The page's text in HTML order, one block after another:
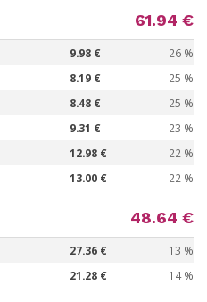
61.94 €
9.98 € 26 %
8.19 € 25 %
8.48 € 25 %
9.31 € 23 %
12.98 € 22 %
13.00 € 22 %
48.64 €
27.36 € 13 %
21.28 € 14 %